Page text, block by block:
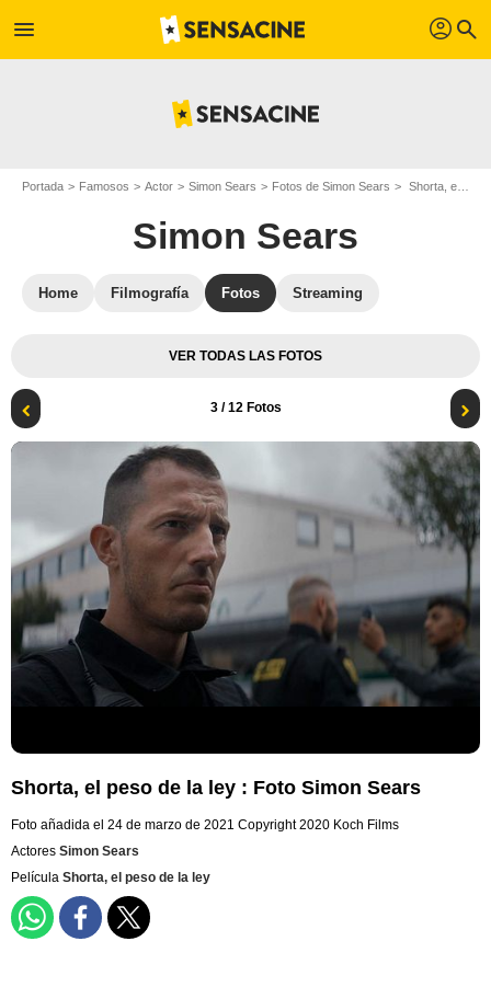
menu profil search
Portada Famosos Actor Simon Sears Fotos de Simon Sears Shorta, el peso de la ley : Foto Simon Sears
Simon Sears
Home Filmografía Fotos Streaming
VER TODAS LAS FOTOS
3/ 12 Fotos
Shorta, el peso de la ley : Foto Simon Sears
Foto añadida el 24 de marzo de 2021 Copyright 2020 Koch Films
Actores Simon Sears
Película Shorta, el peso de la ley